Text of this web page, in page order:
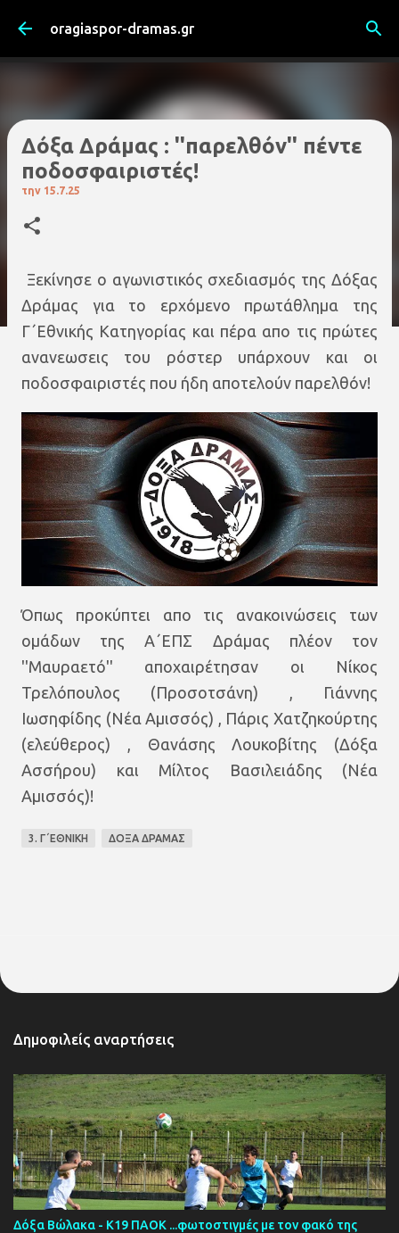
Μετάβαση στο κύριο περιεχόμενο
oragiaspor-dramas.gr
Δόξα Δράμας : ''παρελθόν'' πέντε
ποδοσφαιριστές!
την 15.7.25
Ξεκίνησε ο αγωνιστικός σχεδιασμός της Δόξας
Δράμας για το ερχόμενο πρωτάθλημα της
Γ΄Εθνικής Κατηγορίας και πέρα απο τις πρώτες
ανανεωσεις του ρόστερ υπάρχουν και οι
ποδοσφαιριστές που ήδη αποτελούν παρελθόν!
Όπως προκύπτει απο τις ανακοινώσεις των
ομάδων της Α΄ΕΠΣ Δράμας πλέον τον
''Μαυραετό'' αποχαιρέτησαν οι Νίκος
Τρελόπουλος (Προσοτσάνη) , Γιάννης
Ιωσηφίδης (Νέα Αμισσός) , Πάρις Χατζηκούρτης
(ελεύθερος) , Θανάσης Λουκοβίτης (Δόξα
Ασσήρου) και Μίλτος Βασιλειάδης (Νέα
Αμισσός)!
3. Γ΄ΕΘΝΙΚΗ ΔΟΞΑ ΔΡΑΜΑΣ
Δημοφιλείς αναρτήσεις
Δόξα Βώλακα - Κ19 ΠΑΟΚ ...φωτοστιγμές με τον φακό της